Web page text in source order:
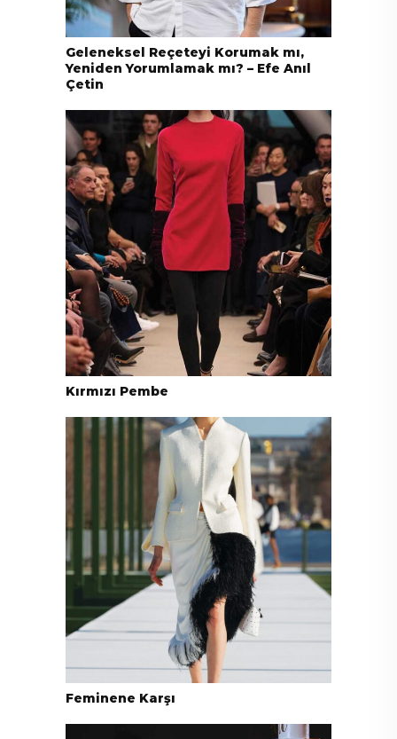
Geleneksel Reçeteyi Korumak mı,
Yeniden Yorumlamak mı? – Efe Anıl
Çetin
Kırmızı Pembe
Feminene Karşı